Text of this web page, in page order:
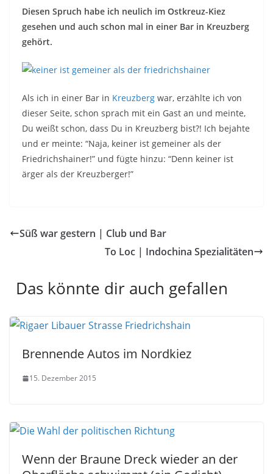
Diesen Spruch habe ich neulich im Ostkreuz-Kiez
gesehen und auch schon mal in einer Bar in Kreuzberg
gehört.
Als ich in einer Bar in Kreuzberg war, erzählte ich von
dieser Seite, schon sprach mit ein Gast an und meinte,
Du weißt schon, dass Du in Kreuzberg bist?! Ich bejahte
und er meinte: “Naja, keiner ist gemeiner als der
Friedrichshainer!” und fügte hinzu: “Denn keiner ist
ärger als der Kreuzberger!”
Süß war gestern | Club und Bar
To Loc | Indochina Spezialitäten
Das könnte dir auch gefallen
Brennende Autos im Nordkiez
15. Dezember 2015
Wenn der Braune Dreck wieder an der